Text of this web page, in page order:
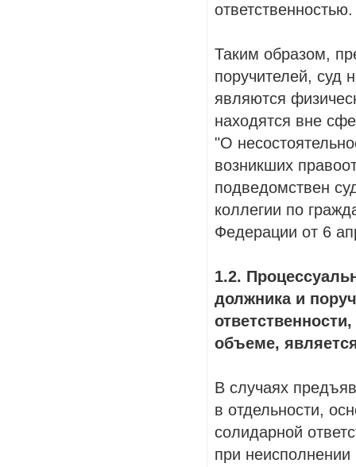
ответственностью.
Таким образом,
поручителей, суд
являются
находятся вне
"О
возникших
подведомствен
коллегии по
Федерации от 6
1.2.
должника и
объеме,
В случаях
в отдельности,
солидарной
при